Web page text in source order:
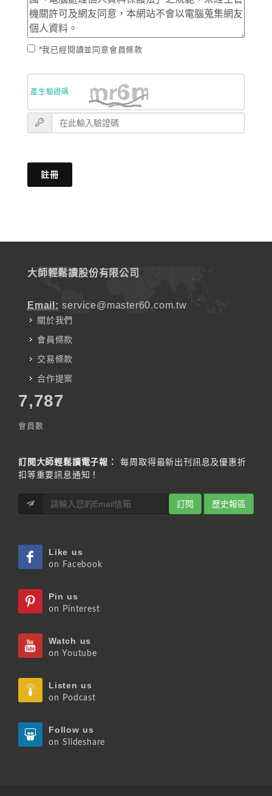
*我已經閱讀並同意會員條款
產生驗證碼
註冊
大師輕鬆讀股份有限公司
Email: service@master60.com.tw
關於我們
會員條款
交易條款
合作提案
7,787
會員數
訂閱大師輕鬆讀電子報：
每周取得最新出刊訊息及優惠折
扣等重要訊息通知！
訂閱 歷史報區
Like us
on Facebook
Pin us
on Pinterest
Watch us
on Youtube
Listen us
on Podcast
Follow us
on Slideshare